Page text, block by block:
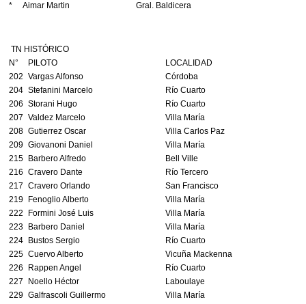
*
Aimar Martin Gral. Baldicera
TN HISTÓRICO
N°
PILOTO
LOCALIDAD
202
Vargas Alfonso
Córdoba
204 Stefanini Marcelo
Río Cuarto
206
Storani Hugo
Río Cuarto
207
Valdez Marcelo
Villa María
208 Gutierrez Oscar
Villa Carlos Paz
209 Giovanoni Daniel
Villa María
215
Barbero Alfredo
Bell Ville
216
Cravero Dante
Río Tercero
217
Cravero Orlando
San Francisco
219
Fenoglio Alberto
Villa María
222
Formini José Luis
Villa María
223
Barbero Daniel
Villa María
224
Bustos Sergio
Río Cuarto
225 Cuervo Alberto
Vicuña Mackenna
226
Rappen Angel
Río Cuarto
227
Noello Héctor
Laboulaye
229 Galfrascoli Guillermo Villa María